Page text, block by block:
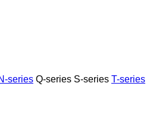
series Q-series S-series T-series